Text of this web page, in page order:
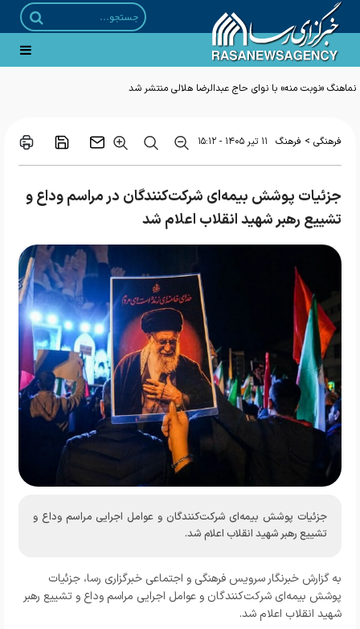
نماهنگ «نوبت منه» با نوای حاج عبدالرضا هلالی منتشر شد
فرهنگی > فرهنگ ۱۱ تير ۱۴۰۵ - ۱۵:۱۲
جزئیات پوشش بیمه‌ای شرکت‌کنندگان در مراسم وداع و
تشییع رهبر شهید انقلاب اعلام شد
جزئیات پوشش بیمه‌ای شرکت‌کنندگان و عوامل اجرایی مراسم وداع و
تشییع رهبر شهید انقلاب اعلام شد.
به گزارش خبرنگار سرویس فرهنگی و اجتماعی خبرگزاری رسا، جزئیات
پوشش بیمه‌ای شرکت‌کنندگان و عوامل اجرایی مراسم وداع و تشییع رهبر
شهید انقلاب اعلام شد.